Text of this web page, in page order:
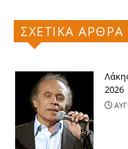
ΣΧΕΤΙΚΑ ΑΡΘΡΑ
2026